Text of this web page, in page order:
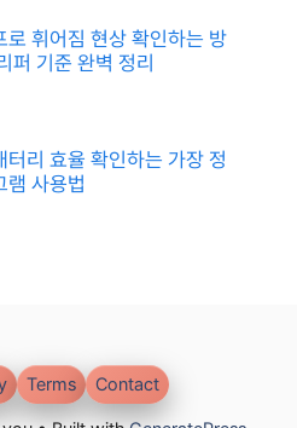
로 휘어짐 현상 확인하는 방
퍼 기준 완벽 정리
터리 효율 확인하는 가장 정
램 사용법
Terms Contact